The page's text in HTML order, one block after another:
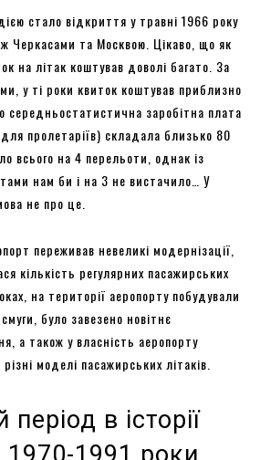
стало відкриття у травні 1966 року
Черкасами та Москвою. Цікаво, що як
на літак коштував доволі багато. За
у ті роки квиток коштував приблизно
середньостатистична заробітна плата
пролетаріїв) складала близько 80
всього на 4 перельоти, однак із
нам би і на 3 не вистачило… У
не про це.
переживав невеликі модернізації,
кількість регулярних пасажирських
на території аеропорту побудували
було завезено новітнє
а також у власність аеропорту
моделі пасажирських літаків.
в історії